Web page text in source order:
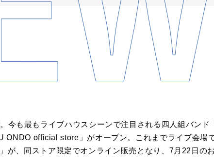
今も最もライブハウスシーンで注目される四人組バンド
ONDO official store」がオープン。これまでライブ会場
が、同ストア限定でオンライン販売となり、7月22日の